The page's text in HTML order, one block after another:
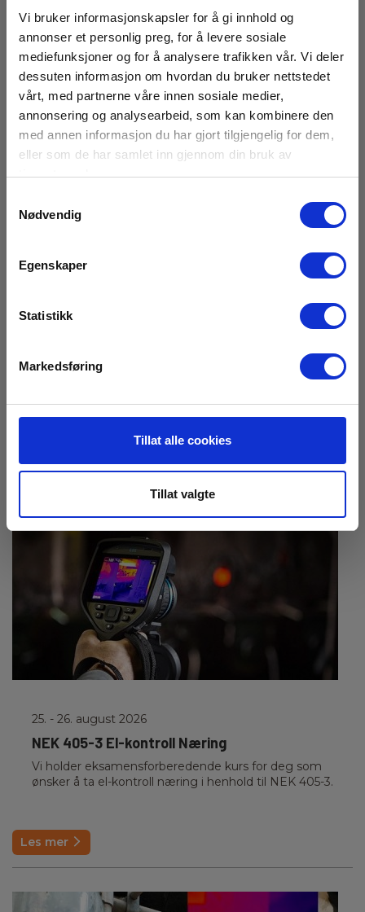
Vi bruker informasjonskapsler for å gi innhold og
annonser et personlig preg, for å levere sosiale
mediefunksjoner og for å analysere trafikken vår. Vi deler
dessuten informasjon om hvordan du bruker nettstedet
vårt, med partnerne våre innen sosiale medier,
annonsering og analysearbeid, som kan kombinere den
med annen informasjon du har gjort tilgjengelig for dem,
eller som de har samlet inn gjennom din bruk av
tjenestene deres.
Nødvendig
Egenskaper
Statistikk
Markedsføring
Tillat alle cookies
Tillat valgte
Vi holder eksamensforberedende kurs for deg som
ønsker å ta Kompetanse for kontrollforetak og
personell i henhold til NEK 405-2-3.
NEK 405-2 El-kontroll Bolig
som ønsker å ta el-kontroll bolig i henhold til NEK
25. - 26. august 2026
NEK 405-3 El-kontroll Næring
Vi holder eksamensforberedende kurs for deg som
ønsker å ta el-kontroll næring i henhold til NEK 405-3.
Les mer